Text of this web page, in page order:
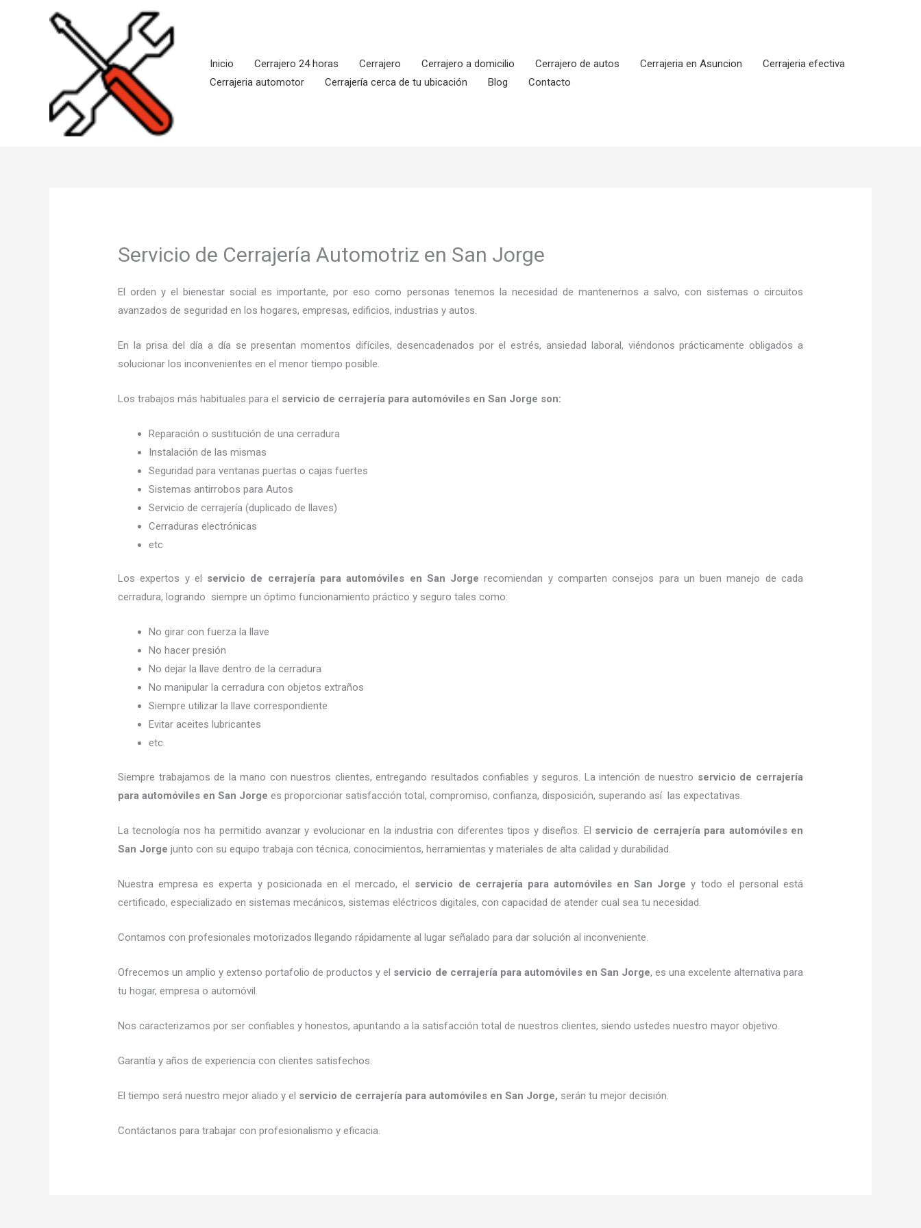
Inicio
Cerrajero 24 horas Cerrajero Cerrajero a domicilio Cerrajero de autos Cerrajeria en Asuncion
Cerrajeria efectiva
Cerrajeria automotor
Cerrajería cerca de tu ubicación Blog Contacto
Servicio de Cerrajería Automotriz en San Jorge
El orden y el bienestar social es importante, por eso como personas tenemos la necesidad de mantenernos a salvo, con sistemas o circuitos
avanzados de seguridad en los hogares, empresas, edificios, industrias y autos.
En la prisa del día a día se presentan momentos difíciles, desencadenados por el estrés, ansiedad laboral, viéndonos prácticamente obligados a
solucionar los inconvenientes en el menor tiempo posible.
Los trabajos más habituales para el servicio de cerrajería para automóviles en San Jorge son:
Reparación o sustitución de una cerradura
Instalación de las mismas
Seguridad para ventanas puertas o cajas fuertes
Sistemas antirrobos para Autos
Servicio de cerrajería (duplicado de llaves)
Cerraduras electrónicas
etc
Los expertos y el servicio de cerrajería para automóviles en San Jorge recomiendan y comparten consejos para un buen manejo de cada
cerradura, logrando siempre un óptimo funcionamiento práctico y seguro tales como:
No girar con fuerza la llave
No hacer presión
No dejar la llave dentro de la cerradura
No manipular la cerradura con objetos extraños
Siempre utilizar la llave correspondiente
Evitar aceites lubricantes
etc.
Siempre trabajamos de la mano con nuestros clientes, entregando resultados confiables y seguros. La intención de nuestro servicio de cerrajería
para automóviles en San Jorge es proporcionar satisfacción total, compromiso, confianza, disposición, superando así las expectativas.
La tecnología nos ha permitido avanzar y evolucionar en la industria con diferentes tipos y diseños. El servicio de cerrajería para automóvilesen
San Jorge junto con su equipo trabaja con técnica, conocimientos, herramientas y materiales de alta calidad y durabilidad.
Nuestra empresa es experta y posicionada en el mercado, el servicio de cerrajería para automóvilesen San Jorge y todo el personal está
certificado, especializado en sistemas mecánicos, sistemas eléctricos digitales, con capacidad de atender cual sea tu necesidad.
Contamos con profesionales motorizados llegando rápidamente al lugar señalado para dar solución al inconveniente.
Ofrecemos un amplio y extenso portafolio de productos y el servicio de cerrajería para automóviles en San Jorge, es una excelente alternativa para
tu hogar, empresa o automóvil.
Nos caracterizamos por ser confiables y honestos, apuntando a la satisfacción total de nuestros clientes, siendo ustedes nuestro mayor objetivo.
Garantía y años de experiencia con clientes satisfechos.
El tiempo será nuestro mejor aliado y el servicio de cerrajería para automóviles en San Jorge, serán tu mejor decisión.
Contáctanos para trabajar con profesionalismo y eficacia.